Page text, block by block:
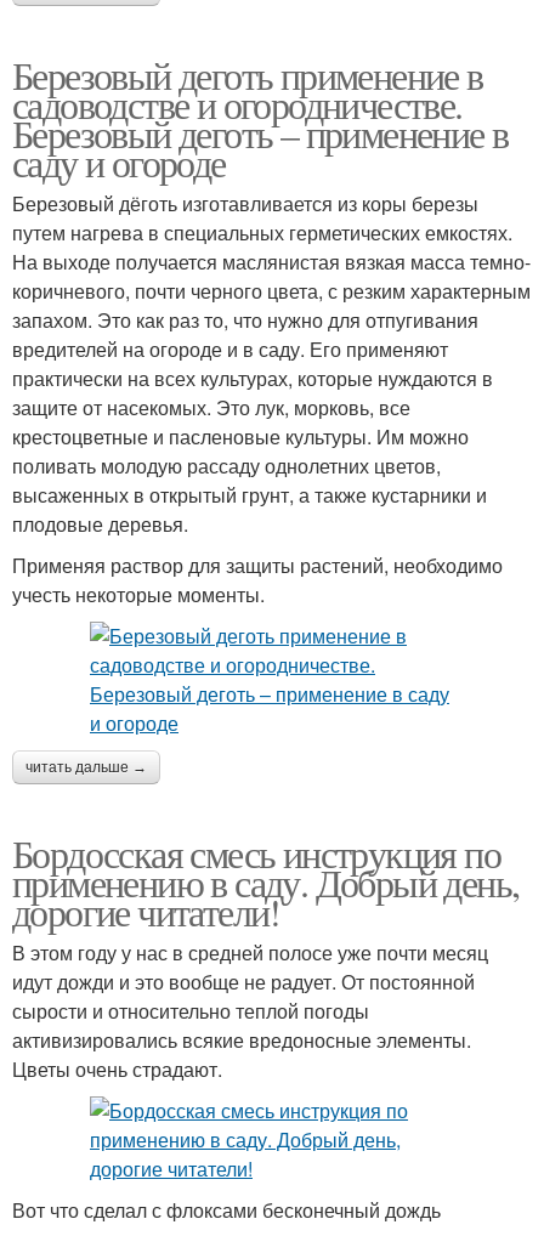
Березовый деготь применение в
садоводстве и огородничестве.
Березовый деготь – применение в
саду и огороде
Березовый дёготь изготавливается из коры березы
путем нагрева в специальных герметических емкостях.
На выходе получается маслянистая вязкая масса темно-
коричневого, почти черного цвета, с резким характерным
запахом. Это как раз то, что нужно для отпугивания
вредителей на огороде и в саду. Его применяют
практически на всех культурах, которые нуждаются в
защите от насекомых. Это лук, морковь, все
крестоцветные и пасленовые культуры. Им можно
поливать молодую рассаду однолетних цветов,
высаженных в открытый грунт, а также кустарники и
плодовые деревья.
Применяя раствор для защиты растений, необходимо
учесть некоторые моменты.
читать дальше →
Бордосская смесь инструкция по
применению в саду. Добрый день,
дорогие читатели!
В этом году у нас в средней полосе уже почти месяц
идут дожди и это вообще не радует. От постоянной
сырости и относительно теплой погоды
активизировались всякие вредоносные элементы.
Цветы очень страдают.
Вот что сделал с флоксами бесконечный дождь